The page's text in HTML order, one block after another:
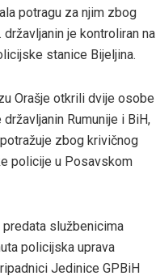
potragu za njim zbog
je kontroliran na
stanice Bijeljina.
Orašje otkrili dvije osobe
Rumunije i BiH,
zbog krivičnog
policije u Posavskom
predata službenicima
policijska uprava
Jedinice GPBiH